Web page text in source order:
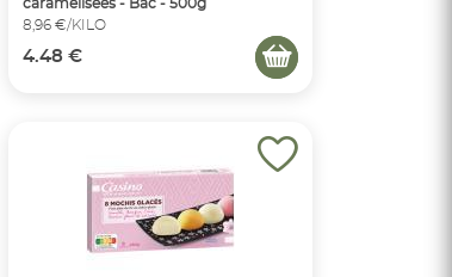
caramélisées - Bac - 500g
8,96 €/KILO
4.48 €